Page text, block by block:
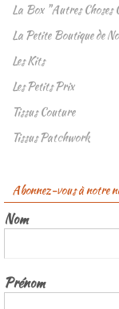
La Box "Autres Choses
La Petite Boutique de
Les Kits
Les Petits Prix
Tissus Couture
Tissus Patchwork
Abonnez-vous à notre
Nom
Prénom